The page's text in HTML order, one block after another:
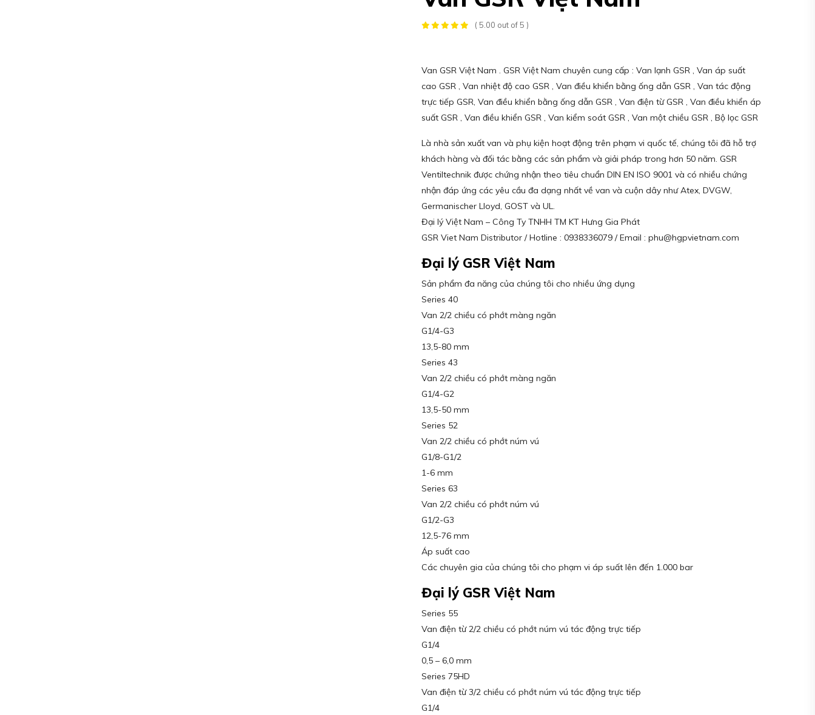
( 5.00 out of 5 )
Van GSR Việt Nam . GSR Việt Nam chuyên cung cấp : Van lạnh GSR , Van áp suất
cao GSR , Van nhiệt độ cao GSR , Van điều khiển bằng ống dẫn GSR , Van tác động
trực tiếp GSR, Van điều khiển bằng ống dẫn GSR , Van điện từ GSR , Van điều khiển áp
suất GSR , Van điều khiển GSR , Van kiểm soát GSR , Van một chiều GSR , Bộ lọc GSR
Là nhà sản xuất van và phụ kiện hoạt động trên phạm vi quốc tế, chúng tôi đã hỗ trợ
khách hàng và đối tác bằng các sản phẩm và giải pháp trong hơn 50 năm. GSR
Ventiltechnik được chứng nhận theo tiêu chuẩn DIN EN ISO 9001 và có nhiều chứng
nhận đáp ứng các yêu cầu đa dạng nhất về van và cuộn dây như Atex, DVGW,
Germanischer Lloyd, GOST và UL.
Đại lý Việt Nam – Công Ty TNHH TM KT Hưng Gia Phát
GSR Viet Nam Distributor / Hotline : 0938336079 / Email : phu@hgpvietnam.com
Đại lý GSR Việt Nam
Sản phẩm đa năng của chúng tôi cho nhiều ứng dụng
Series 40
Van 2/2 chiều có phớt màng ngăn
G1/4-G3
13,5-80 mm
Series 43
Van 2/2 chiều có phớt màng ngăn
G1/4-G2
13,5-50 mm
Series 52
Van 2/2 chiều có phớt núm vú
G1/8-G1/2
1-6 mm
Series 63
Van 2/2 chiều có phớt núm vú
G1/2-G3
12,5-76 mm
Áp suất cao
Các chuyên gia của chúng tôi cho phạm vi áp suất lên đến 1.000 bar
Đại lý GSR Việt Nam
Series 55
Van điện từ 2/2 chiều có phớt núm vú tác động trực tiếp
G1/4
0,5 – 6,0 mm
Series 75HD
Van điện từ 3/2 chiều có phớt núm vú tác động trực tiếp
G1/4